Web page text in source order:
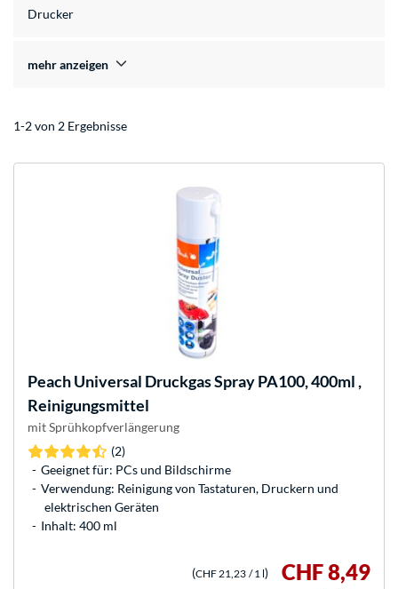
Drucker
mehr anzeigen
1-2 von 2 Ergebnisse
PeachUniversal Druckgas Spray PA100, 400ml ,
Reinigungsmittel
mit Sprühkopfverlängerung
(2)
Geeignet für: PCs und Bildschirme
Verwendung: Reinigung von Tastaturen, Druckern und
elektrischen Geräten
Inhalt: 400 ml
(CHF 21,23 / 1 l) CHF 8,49